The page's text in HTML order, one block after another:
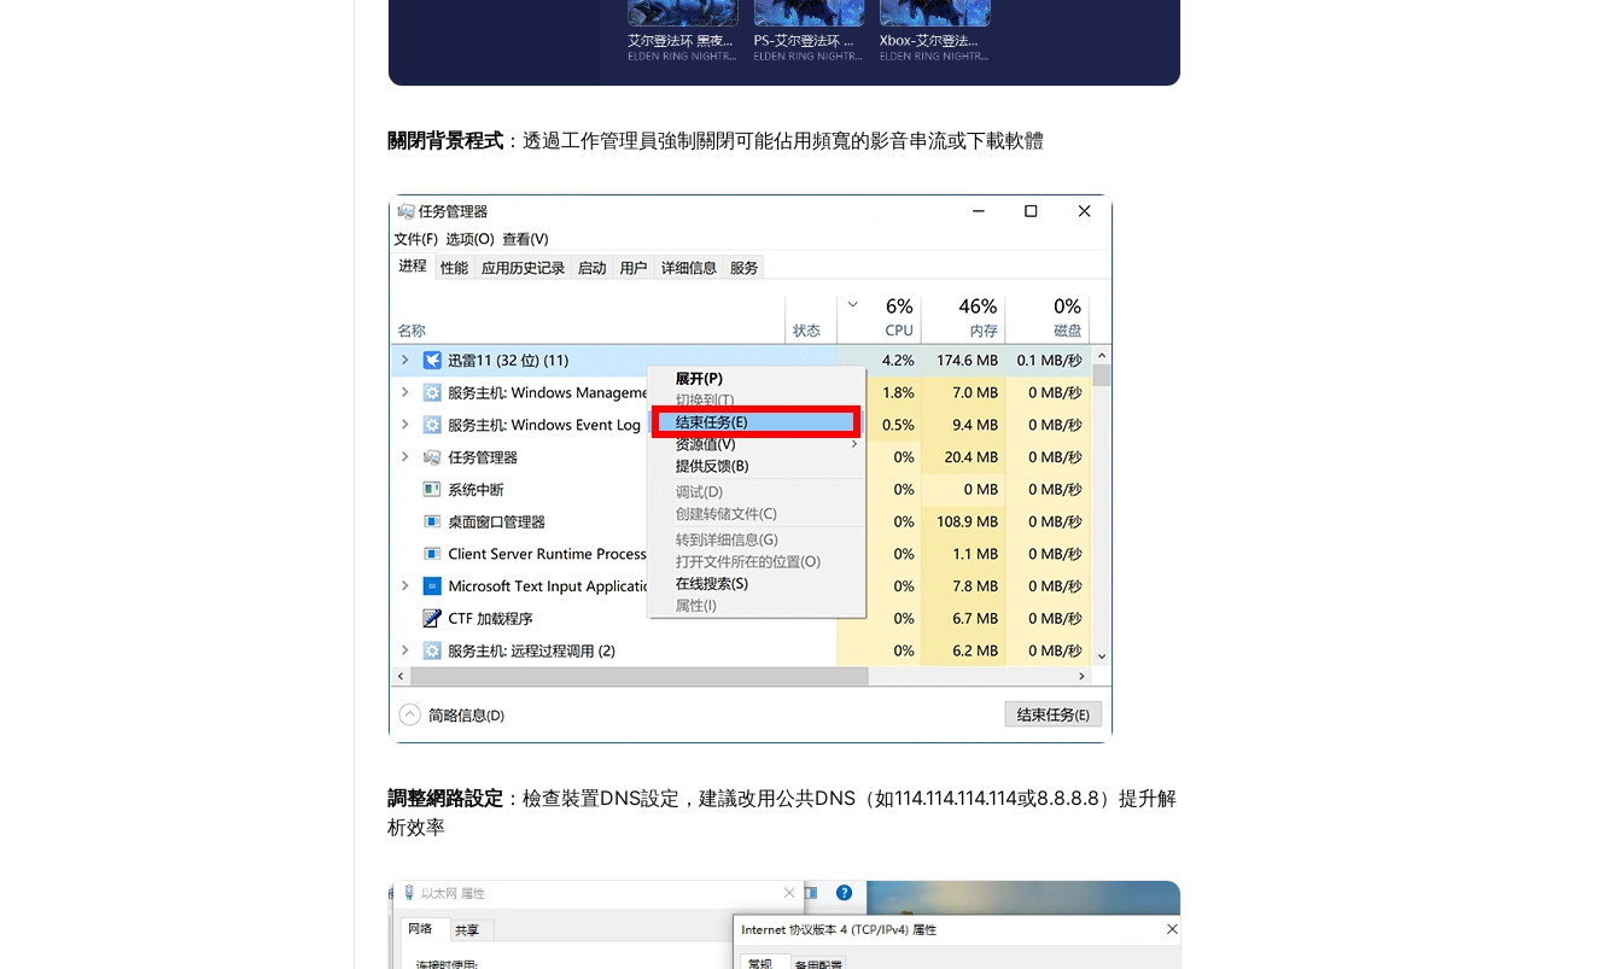
關閉背景程式 ：透過工作管理員強制關閉可能佔用頻寬的影音串流或下載軟體
調整網路設定 ：檢查裝置DNS設定，建議改用公共DNS（如114.114.114.114或8.8.8.8）提升解
析效率